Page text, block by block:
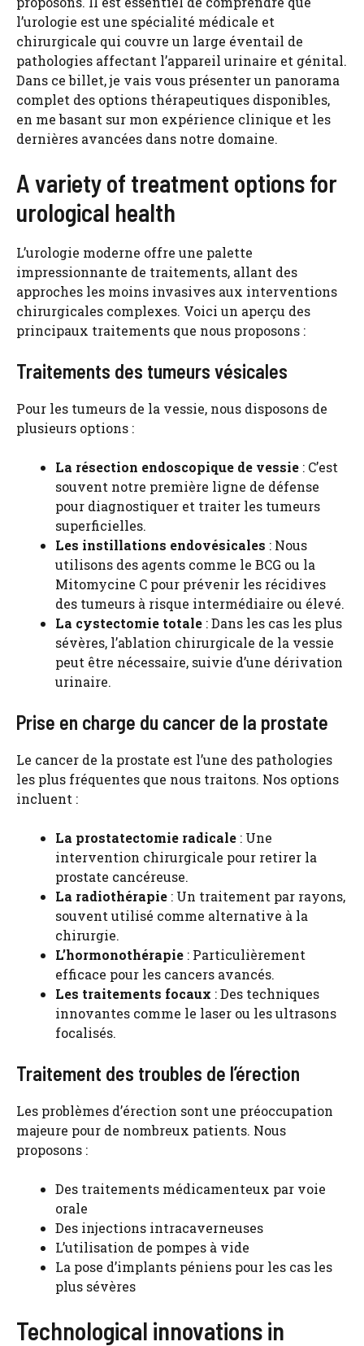
l’urologie est une spécialité médicale et
chirurgicale qui couvre un large éventail de
pathologies affectant l’appareil urinaire et génital.
Dans ce billet, je vais vous présenter un panorama
complet des options thérapeutiques disponibles,
en me basant sur mon expérience clinique et les
dernières avancées dans notre domaine.
A variety of treatment options for
urological health
L’urologie moderne offre une palette
impressionnante de traitements, allant des
approches les moins invasives aux interventions
chirurgicales complexes. Voici un aperçu des
principaux traitements que nous proposons :
Traitements des tumeurs vésicales
Pour les tumeurs de la vessie, nous disposons de
plusieurs options :
La résection endoscopique de vessie : C’est
souvent notre première ligne de défense
pour diagnostiquer et traiter les tumeurs
superficielles.
Les instillations endovésicales : Nous
utilisons des agents comme le BCG ou la
Mitomycine C pour prévenir les récidives
des tumeurs à risque intermédiaire ou élevé.
La cystectomie totale : Dans les cas les plus
sévères, l’ablation chirurgicale de la vessie
peut être nécessaire, suivie d’une dérivation
urinaire.
Prise en charge du cancer de la prostate
Le cancer de la prostate est l’une des pathologies
les plus fréquentes que nous traitons. Nos options
incluent :
La prostatectomie radicale : Une
intervention chirurgicale pour retirer la
prostate cancéreuse.
La radiothérapie : Un traitement par rayons,
souvent utilisé comme alternative à la
chirurgie.
L’hormonothérapie : Particulièrement
efficace pour les cancers avancés.
Les traitements focaux : Des techniques
innovantes comme le laser ou les ultrasons
focalisés.
Traitement des troubles de l’érection
Les problèmes d’érection sont une préoccupation
majeure pour de nombreux patients. Nous
proposons :
Des traitements médicamenteux par voie
orale
Des injections intracaverneuses
L’utilisation de pompes à vide
La pose d’implants péniens pour les cas les
plus sévères
Technological innovations in